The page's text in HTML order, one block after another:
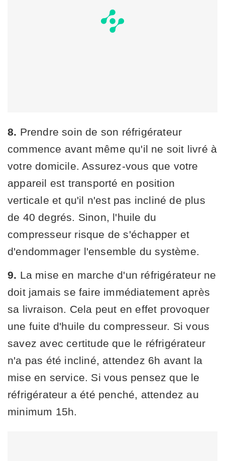
8. Prendre soin de son réfrigérateur
commence avant même qu'il ne soit livré à
votre domicile. Assurez-vous que votre
appareil est transporté en position
verticale et qu'il n'est pas incliné de plus
de 40 degrés. Sinon, l'huile du
compresseur risque de s'échapper et
d'endommager l'ensemble du système.
9. La mise en marche d'un réfrigérateur ne
doit jamais se faire immédiatement après
sa livraison. Cela peut en effet provoquer
une fuite d'huile du compresseur. Si vous
savez avec certitude que le réfrigérateur
n'a pas été incliné, attendez 6h avant la
mise en service. Si vous pensez que le
réfrigérateur a été penché, attendez au
minimum 15h.